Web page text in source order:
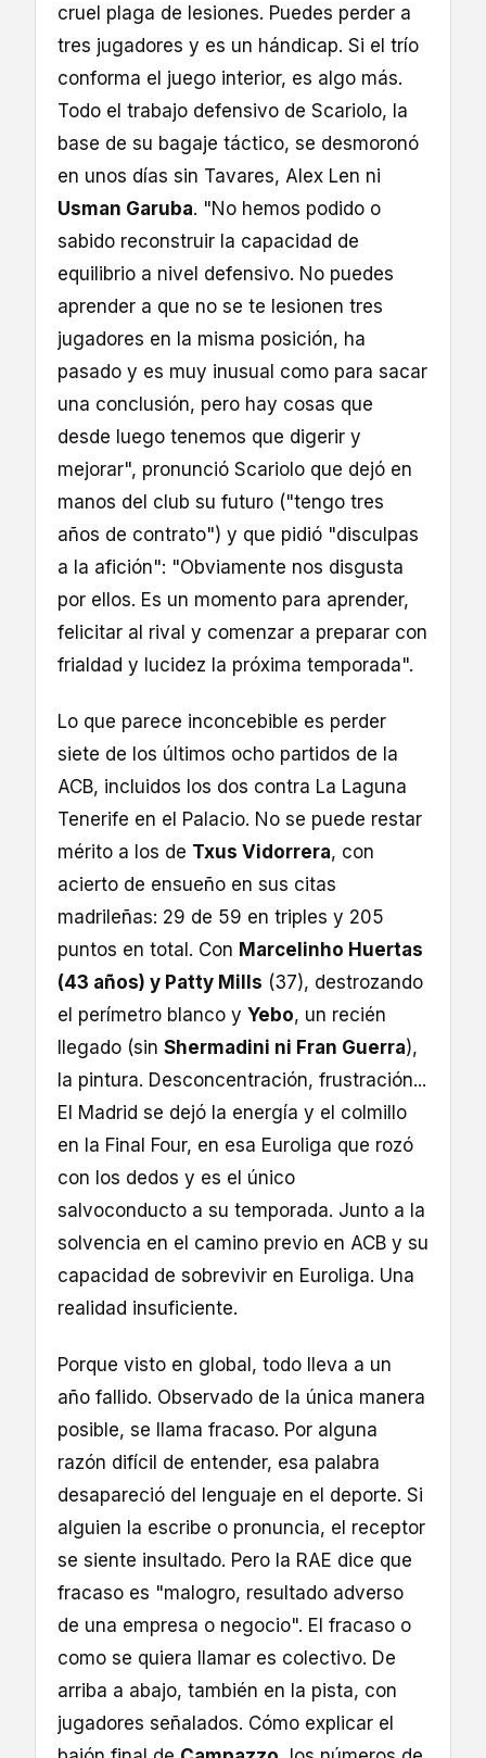
cruel plaga de lesiones. Puedes perder a
tres jugadores y es un hándicap. Si el trío
conforma el juego interior, es algo más.
Todo el trabajo defensivo de Scariolo, la
base de su bagaje táctico, se desmoronó
en unos días sin Tavares, Alex Len ni
Usman Garuba. "No hemos podido o
sabido reconstruir la capacidad de
equilibrio a nivel defensivo. No puedes
aprender a que no se te lesionen tres
jugadores en la misma posición, ha
pasado y es muy inusual como para sacar
una conclusión, pero hay cosas que
desde luego tenemos que digerir y
mejorar", pronunció Scariolo que dejó en
manos del club su futuro ("tengo tres
años de contrato") y que pidió "disculpas
a la afición": "Obviamente nos disgusta
por ellos. Es un momento para aprender,
felicitar al rival y comenzar a preparar con
frialdad y lucidez la próxima temporada".
Lo que parece inconcebible es perder
siete de los últimos ocho partidos de la
ACB, incluidos los dos contra La Laguna
Tenerife en el Palacio. No se puede restar
mérito a los de Txus Vidorrera, con
acierto de ensueño en sus citas
madrileñas: 29 de 59 en triples y 205
puntos en total. Con Marcelinho Huertas
(43 años) y Patty Mills (37), destrozando
el perímetro blanco y Yebo, un recién
llegado (sin Shermadini ni Fran Guerra),
la pintura. Desconcentración, frustración...
El Madrid se dejó la energía y el colmillo
en la Final Four, en esa Euroliga que rozó
con los dedos y es el único
salvoconducto a su temporada. Junto a la
solvencia en el camino previo en ACB y su
capacidad de sobrevivir en Euroliga. Una
realidad insuficiente.
Porque visto en global, todo lleva a un
año fallido. Observado de la única manera
posible, se llama fracaso. Por alguna
razón difícil de entender, esa palabra
desapareció del lenguaje en el deporte. Si
alguien la escribe o pronuncia, el receptor
se siente insultado. Pero la RAE dice que
fracaso es "malogro, resultado adverso
de una empresa o negocio". El fracaso o
como se quiera llamar es colectivo. De
arriba a abajo, también en la pista, con
jugadores señalados. Cómo explicar el